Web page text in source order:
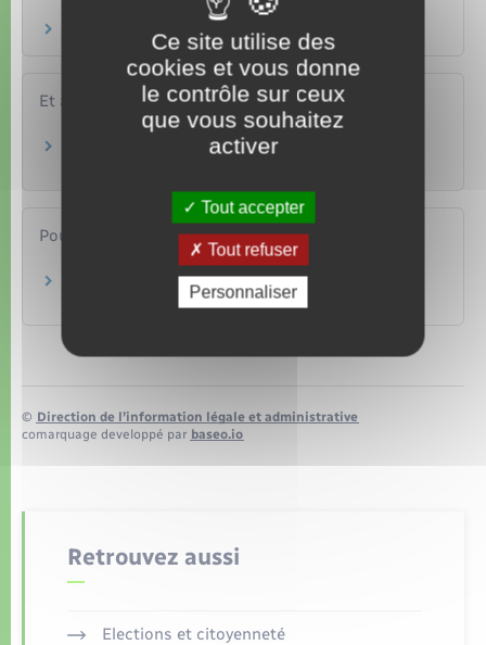
Médiateur bancaire : comment y recourir ?
Et aussi
Vol de sa carte bancaire
Pour en savoir plus
La carte bancaire
Institut national de la consommation (INC)
© Direction de l’information légale et administrative
comarquage developpé par baseo.io
Retrouvez aussi
Elections et citoyenneté
Ce site utilise des
cookies et vous donne
le contrôle sur ceux
que vous souhaitez
activer
Tout accepter
Tout refuser
Personnaliser